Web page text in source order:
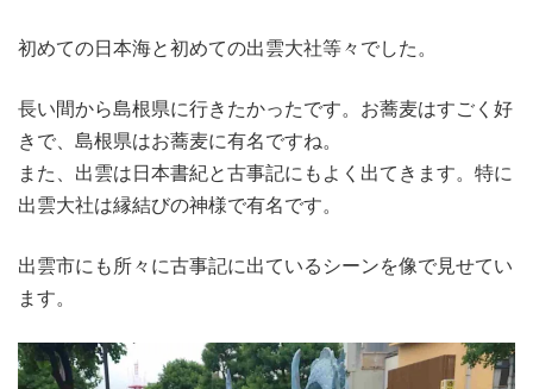
初めての日本海と初めての出雲大社等々でした。
長い間から島根県に行きたかったです。お蕎麦はすごく好
きで、島根県はお蕎麦に有名ですね。
また、出雲は日本書紀と古事記にもよく出てきます。特に
出雲大社は縁結びの神様で有名です。
出雲市にも所々に古事記に出ているシーンを像で見せてい
ます。